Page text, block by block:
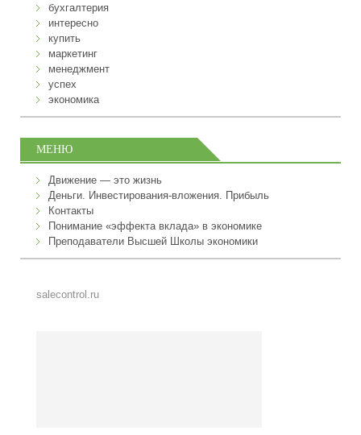
бухгалтерия
интересно
купить
маркетинг
менеджмент
успех
экономика
МЕНЮ
Движение — это жизнь
Деньги. Инвестирования-вложения. Прибыль
Контакты
Понимание «эффекта вклада» в экономике
Преподаватели Высшей Школы экономики
salecontrol.ru